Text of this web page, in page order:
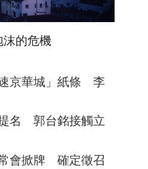
的危機
京華城」紙條 李
名 郭台銘接觸立
會掀牌 確定徵召